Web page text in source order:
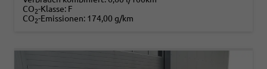
CO2-Klasse: F
CO2-Emissionen: 174,00 g/km